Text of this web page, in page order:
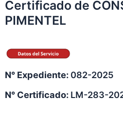
Certificado de
PIMENTEL
N° Expediente: 082-2025
N° Certificado: LM-283-